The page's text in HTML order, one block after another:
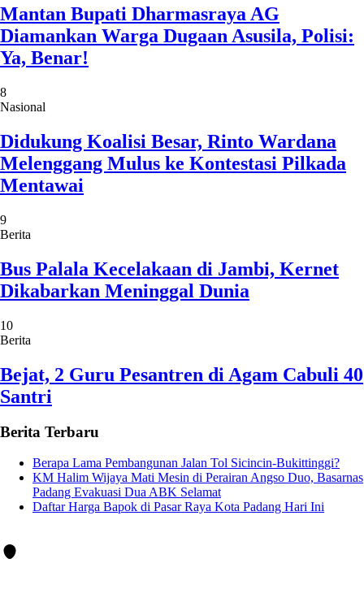
Mantan Bupati Dharmasraya AG
Diamankan Warga Dugaan Asusila, Polisi:
Ya, Benar!
8
Nasional
Didukung Koalisi Besar, Rinto Wardana
Melenggang Mulus ke Kontestasi Pilkada
Mentawai
9
Berita
Bus Palala Kecelakaan di Jambi, Kernet
Dikabarkan Meninggal Dunia
10
Berita
Bejat, 2 Guru Pesantren di Agam Cabuli 40
Santri
Berita Terbaru
Berapa Lama Pembangunan Jalan Tol Sicincin-Bukittinggi?
KM Halim Wijaya Mati Mesin di Perairan Angso Duo, Basarnas
Padang Evakuasi Dua ABK Selamat
Daftar Harga Bapok di Pasar Raya Kota Padang Hari Ini